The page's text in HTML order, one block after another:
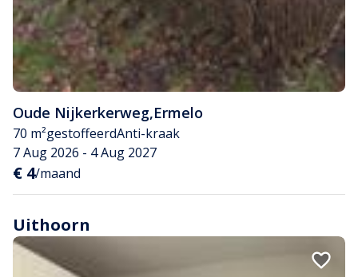
Oude Nijkerkerweg,Ermelo
70 m²gestoffeerdAnti-kraak
7 Aug 2026 - 4 Aug 2027
€ 4/maand
Uithoorn